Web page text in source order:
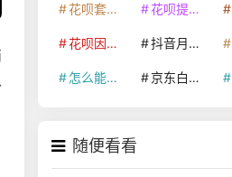
花呗套取现金最佳方法 花呗提额技巧
花呗因为套现被限额了这种情况要多久才会好 抖音月付套现秒回100起
怎么能把京东白条额度钱套出来 京东白条套出来手续费多少
随便看看